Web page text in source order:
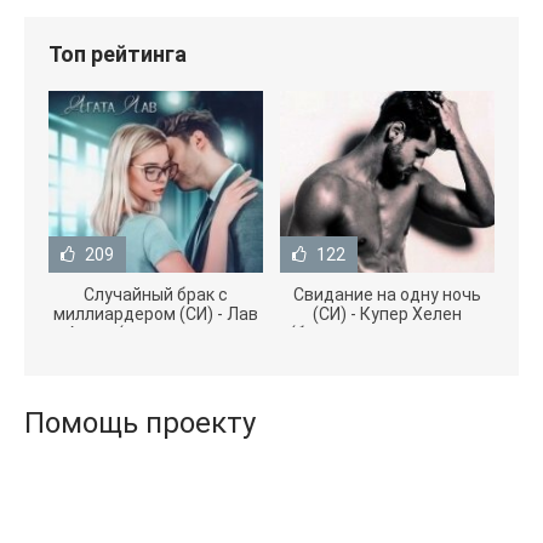
Топ рейтинга
209
Случайный брак с
миллиардером (СИ) - Лав
Агата (полная версия
122
Свидание на одну ночь
(СИ) - Купер Хелен
(бесплатные серии книг
Помощь проекту